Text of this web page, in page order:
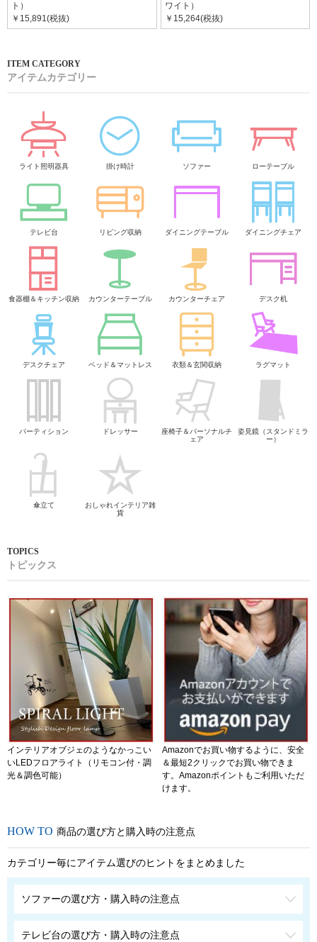
ト）
￥15,891(税抜)
ワイト）
￥15,264(税抜)
アイテムカテゴリー
ライト照明器具 掛け時計 ソファー ローテーブル
テレビ台 リビング収納 ダイニングテーブル ダイニングチェア
食器棚＆キッチン収納 カウンターテーブル カウンターチェア デスク机
デスクチェア ベッド＆マットレス 衣類＆玄関収納 ラグマット
パーティション ドレッサー
座椅子＆パーソナルチ
ェア
姿見鏡（スタンドミラ
ー）
傘立て
おしゃれインテリア雑
貨
トピックス
インテリアオブジェのようなかっこい
いLEDフロアライト（リモコン付・調
光＆調色可能）
Amazonでお買い物するように、安全
＆最短2クリックでお買い物できま
す。Amazonポイントもご利用いただ
けます。
商品の選び方と購入時の注意点
カテゴリー毎にアイテム選びのヒントをまとめました
ソファーの選び方・購入時の注意点
テレビ台の選び方・購入時の注意点